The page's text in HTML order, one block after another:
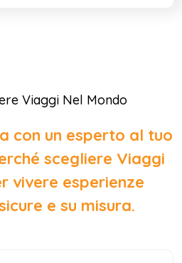
Viaggi Nel Mondo
con un esperto al tuo
scegliere Viaggi
vivere esperienze
e su misura.